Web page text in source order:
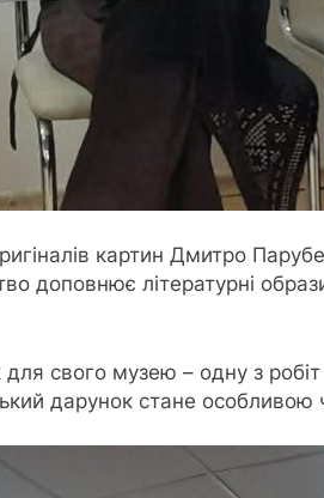
картин Дмитро
доповнює літературні
свого музею – одну з
дарунок стане особливою